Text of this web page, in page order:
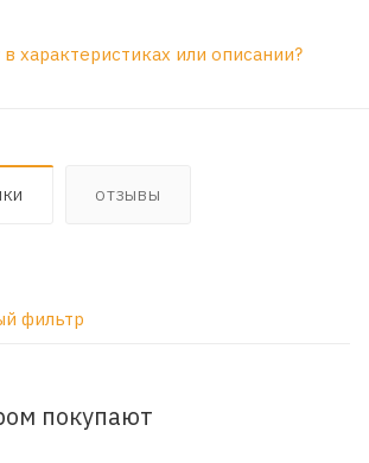
характеристиках или описании?
ОТЗЫВЫ
фильтр
покупают